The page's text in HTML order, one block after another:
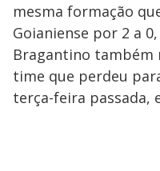
mesma formação
Goianiense por 2 a
Bragantino também
time que perdeu
terça-feira passada,